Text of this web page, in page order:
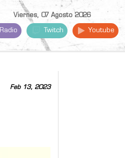
Viernes, 07 Agosto 2026
Radio Twitch Youtube
Feb 13, 2023